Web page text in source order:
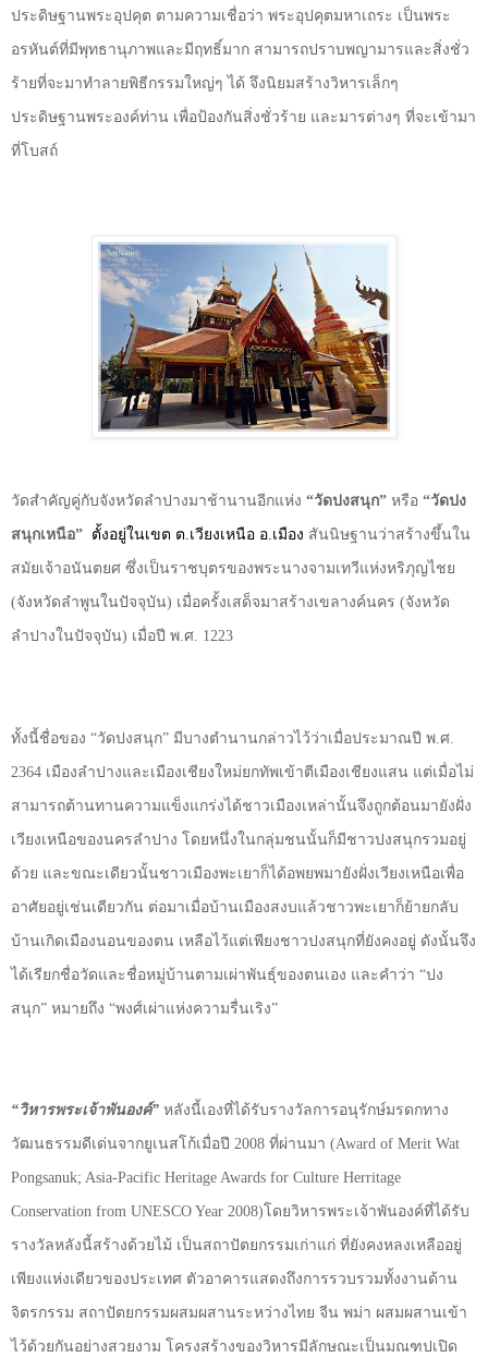
ประดิษฐานพระอุปคุต ตามความเชื่อว่า พระอุปคุตมหาเถระ เป็นพระ
อรหันต์ที่มีพุทธานุภาพและมีฤทธิ์มาก สามารถปราบพญามารและสิ่งชั่ว
ร้ายที่จะมาทำลายพิธีกรรมใหญ่ๆ ได้ จึงนิยมสร้างวิหารเล็กๆ
ประดิษฐานพระองค์ท่าน เพื่อป้องกันสิ่งชั่วร้าย และมารต่างๆ ที่จะเข้ามา
ที่โบสถ์
วัดสำคัญคู่กับจังหวัดลำปางมาช้านานอีกแห่ง “วัดปงสนุก” หรือ “วัดปง
สนุกเหนือ” ตั้งอยู่ในเขต ต.เวียงเหนือ อ.เมือง สันนิษฐานว่าสร้างขึ้นใน
สมัยเจ้าอนันตยศ ซึ่งเป็นราชบุตรของพระนางจามเทวีแห่งหริภุญไชย
(จังหวัดลำพูนในปัจจุบัน) เมื่อครั้งเสด็จมาสร้างเขลางค์นคร (จังหวัด
ลำปางในปัจจุบัน) เมื่อปี พ.ศ. 1223
ทั้งนี้ชื่อของ “วัดปงสนุก” มีบางตำนานกล่าวไว้ว่าเมื่อประมาณปี พ.ศ.
2364 เมืองลำปางและเมืองเชียงใหม่ยกทัพเข้าตีเมืองเชียงแสน แต่เมื่อไม่
สามารถต้านทานความแข็งแกร่งได้ชาวเมืองเหล่านั้นจึงถูกต้อนมายังฝั่ง
เวียงเหนือของนครลำปาง โดยหนึ่งในกลุ่มชนนั้นก็มีชาวปงสนุกรวมอยู่
ด้วย และขณะเดียวนั้นชาวเมืองพะเยาก็ได้อพยพมายังฝั่งเวียงเหนือเพื่อ
อาศัยอยู่เช่นเดียวกัน ต่อมาเมื่อบ้านเมืองสงบแล้วชาวพะเยาก็ย้ายกลับ
บ้านเกิดเมืองนอนของตน เหลือไว้แต่เพียงชาวปงสนุกที่ยังคงอยู่ ดังนั้นจึง
ได้เรียกชื่อวัดและชื่อหมู่บ้านตามเผ่าพันธุ์ของตนเอง และคำว่า “ปง
สนุก” หมายถึง “พงศ์เผ่าแห่งความรื่นเริง”
“วิหารพระเจ้าพันองค์” หลังนี้เองที่ได้รับรางวัลการอนุรักษ์มรดกทาง
วัฒนธรรมดีเด่นจากยูเนสโก้เมื่อปี 2008 ที่ผ่านมา (Award of Merit Wat
Pongsanuk; Asia-Pacific Heritage Awards for Culture Herritage
Conservation from UNESCO Year 2008) โดยวิหารพระเจ้าพันองค์ที่ได้รับ
รางวัลหลังนี้สร้างด้วยไม้ เป็นสถาปัตยกรรมเก่าแก่ ที่ยังคงหลงเหลืออยู่
เพียงแห่งเดียวของประเทศ ตัวอาคารแสดงถึงการรวบรวมทั้งงานด้าน
จิตรกรรม สถาปัตยกรรมผสมผสานระหว่างไทย จีน พม่า ผสมผสานเข้า
ไว้ด้วยกันอย่างสวยงาม โครงสร้างของวิหารมีลักษณะเป็นมณฑปเปิด